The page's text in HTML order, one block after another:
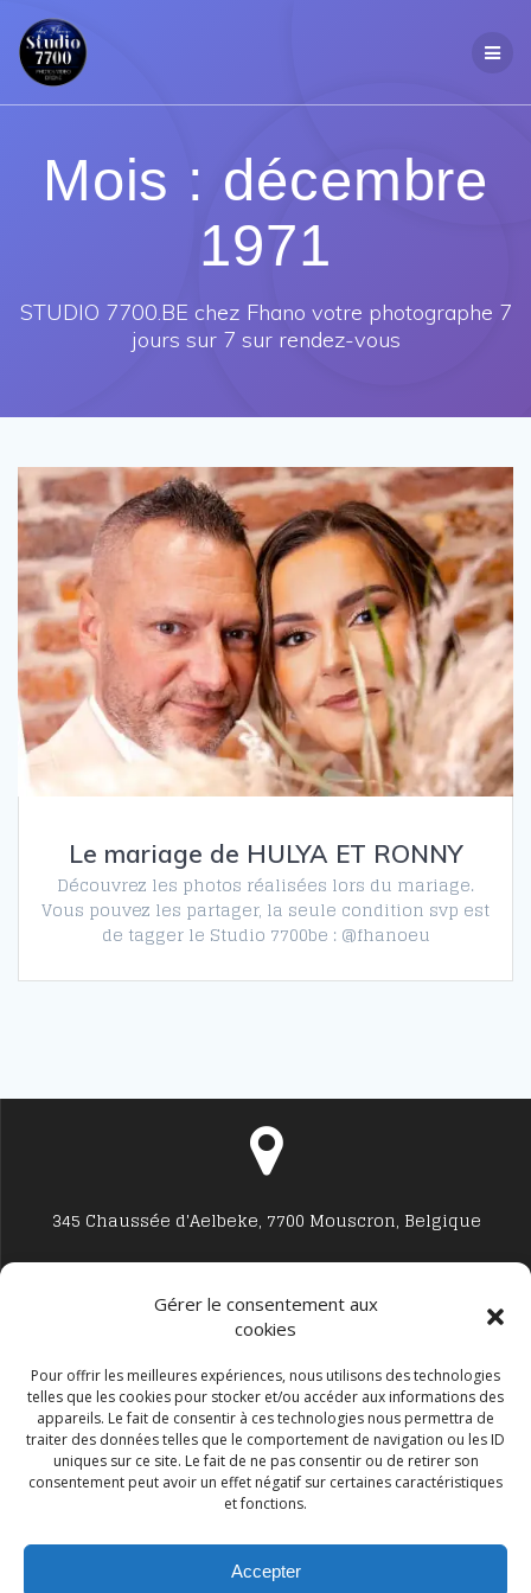
Gérer le consentement aux
cookies
Pour offrir les meilleures expériences, nous utilisons des technologies
telles que les cookies pour stocker et/ou accéder aux informations des
appareils. Le fait de consentir à ces technologies nous permettra de
traiter des données telles que le comportement de navigation ou les ID
uniques sur ce site. Le fait de ne pas consentir ou de retirer son
consentement peut avoir un effet négatif sur certaines caractéristiques
et fonctions.
Accepter
Mois : décembre
1971
STUDIO 7700.BE chez Fhano votre photographe 7
jours sur 7 sur rendez-vous
Le mariage de HULYA ET RONNY
Découvrez les photos réalisées lors du mariage.
Vous pouvez les partager, la seule condition svp est
de tagger le Studio 7700be : @fhanoeu
345 Chaussée d'Aelbeke, 7700 Mouscron, Belgique
Studio7700@live.be